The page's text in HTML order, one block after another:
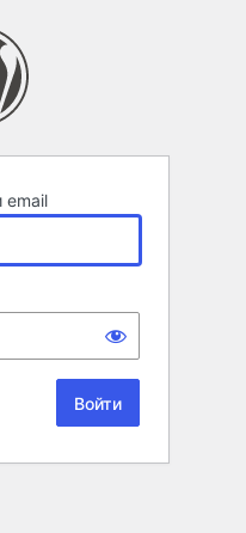
email